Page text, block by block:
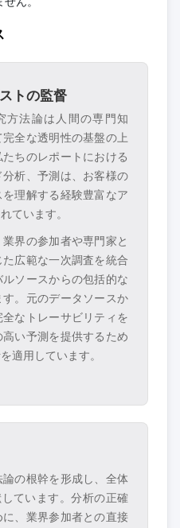
トの監督
方法論は人間の専門知
全な透明性の基盤の上
ちのレポートにおける
析、予測は、お客様の
理解する経験豊富なア
ています。
界の参加者や専門家と
広範な一次調査を統合
ソースからの包括的な
。元のデータソースか
なトレーサビリティを
い予測を提供するため
適用しています。
の根幹を形成し、全体
ています。分析の正確
、業界参加者との直接